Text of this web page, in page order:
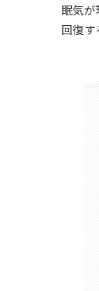
眠気
回復す